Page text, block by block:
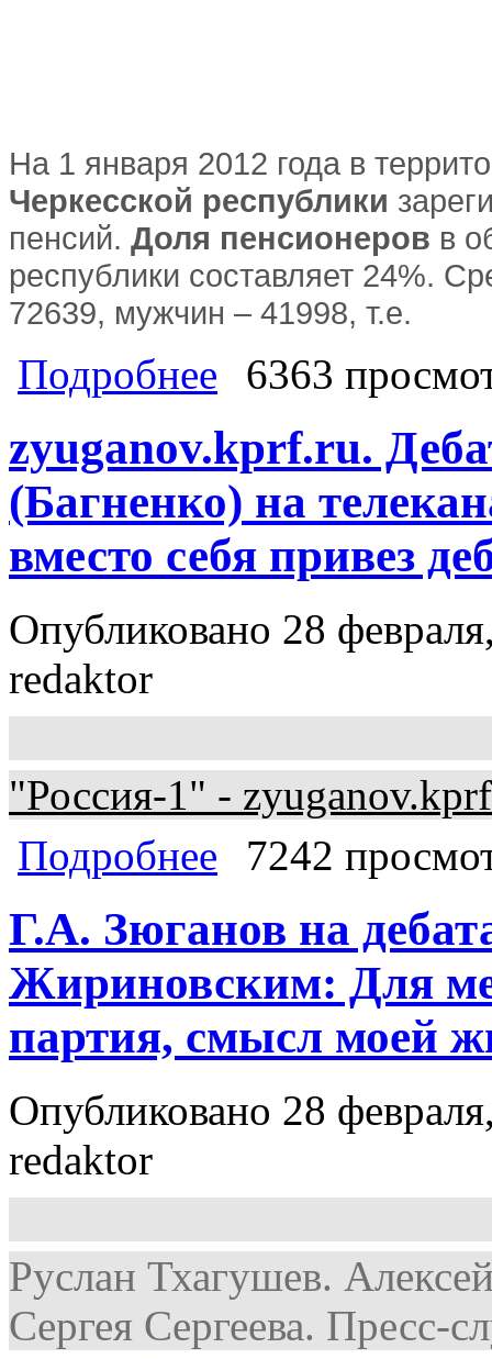
На 1 января 2012 года в
Черкесской республики
пенсий. Доля пенсионеров в
республики составляет 24%.
72639, мужчин – 41998, т.е.
Подробнее о Мужчины вымирают при Путине.
больше, чем мужчин
6363
zyuganov.kprf.ru.
(Багненко) на
вместо себя привез
Опубликовано 28
redaktor
"Россия-1" -
Подробнее о zyuganov.kprf.ru. Дебаты
дебатера со скорой помощи
7242
Г.А. Зюганов на
Жириновским: Для
партия, смысл моей
Опубликовано 28
redaktor
Руслан Тхагушев.
Сергея Сергеева.